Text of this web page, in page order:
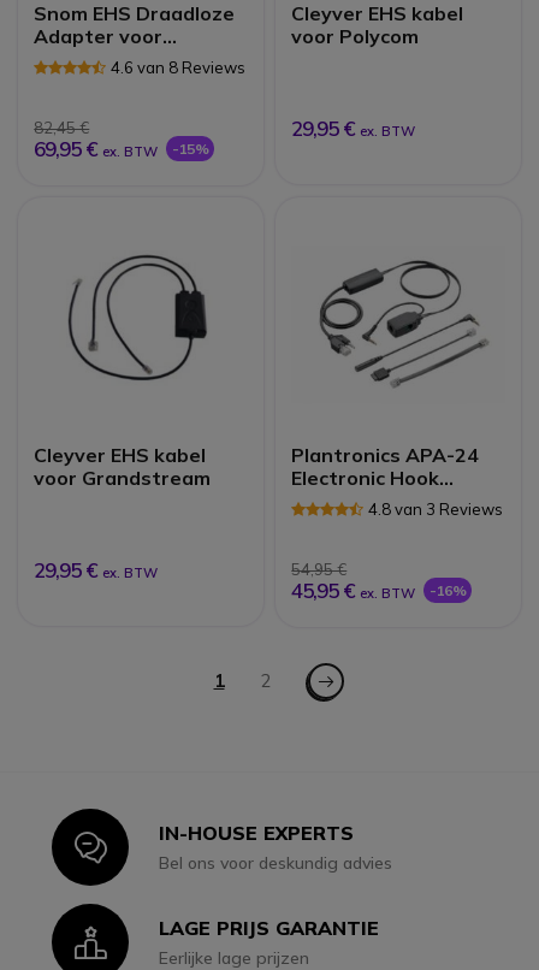
Snom EHS Draadloze
Adapter voor
Headset4.6 van 8 Reviews
82,45 €
69,95 € ex. BTW -15%
Cleyver EHS kabel
voor Polycom
29,95 € ex. BTW
Cleyver EHS kabel
voor Grandstream
29,95 € ex. BTW
Plantronics APA-24
Electronic Hook
Switch voor Alcatel
4.8 van 3 Reviews
54,95 €
45,95 € ex. BTW -16%
Pagina
U lees momenteel pagina
1 Pagina
2 Pagina - Volgende
IconIN-HOUSE EXPERTS
Bel ons voor deskundig advies
IconLAGE PRIJS GARANTIE
Eerlijke lage prijzen